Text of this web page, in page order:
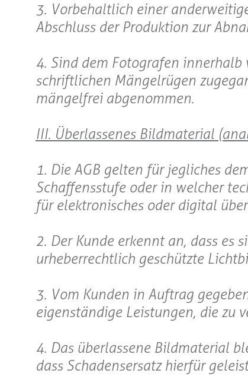
3. Vorbehaltlich einer
Abschluss der Produktion zur
4. Sind dem Fotografen
schriftlichen Mängelrügen
mängelfrei abgenommen.
III. Überlassenes Bildmaterial
1. Die AGB gelten für jegliches
Schaffensstufe oder in welcher
für elektronisches oder digital
2. Der Kunde erkennt an, dass es
urheberrechtlich geschützte
3. Vom Kunden in Auftrag
eigenständige Leistungen, die zu
4. Das überlassene Bildmaterial
dass Schadensersatz hierfür